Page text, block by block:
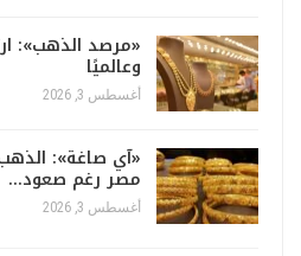
«مرصد الذهب»:
وعالميًا
أغسطس 3, 2026
مصر رغم صعود…
أغسطس 3, 2026